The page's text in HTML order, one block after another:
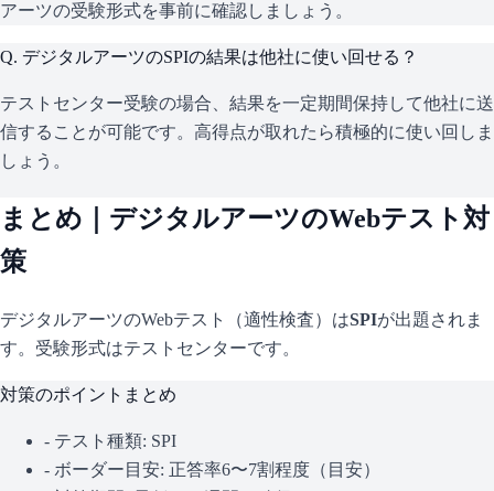
アーツの受験形式を事前に確認しましょう。
Q. デジタルアーツのSPIの結果は他社に使い回せる？
テストセンター受験の場合、結果を一定期間保持して他社に送
信することが可能です。高得点が取れたら積極的に使い回しま
しょう。
まとめ｜ デジタルアーツのWebテスト対
策
デジタルアーツのWebテスト（適性検査）はSPIが出題されま
す。 受験形式はテストセンターです。
対策のポイントまとめ
- テスト種類: SPI
- ボーダー目安: 正答率6〜7割程度（目安）